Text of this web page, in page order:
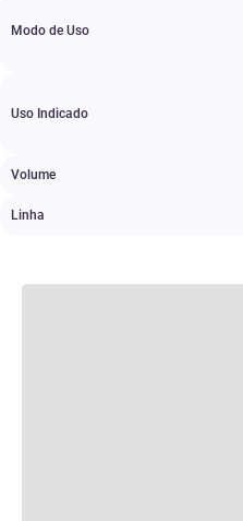
Modo de Uso
Uso Indicado
Volume
Linha